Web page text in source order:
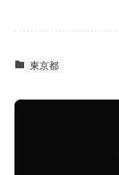
東京都